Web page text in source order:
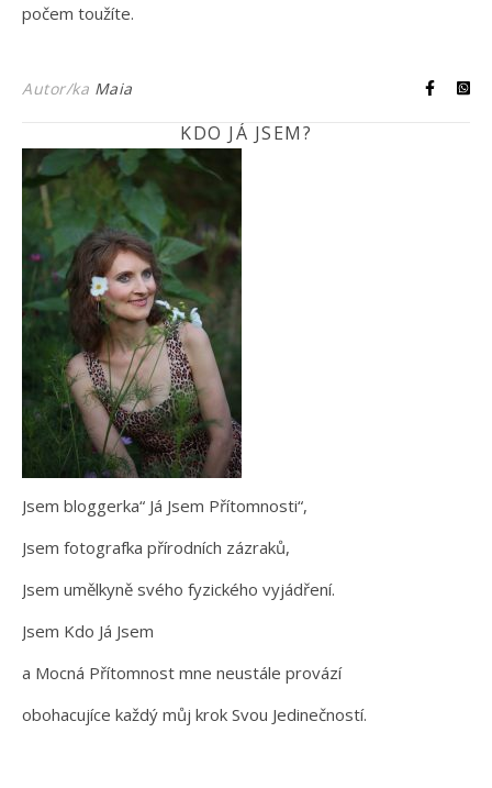
počem toužíte.
Autor/ka Maia
KDO JÁ JSEM?
Jsem bloggerka“ Já Jsem Přítomnosti“,
Jsem fotografka přírodních zázraků,
Jsem umělkyně svého fyzického vyjádření.
Jsem Kdo Já Jsem
a Mocná Přítomnost mne neustále provází
obohacujíce každý můj krok Svou Jedinečností.